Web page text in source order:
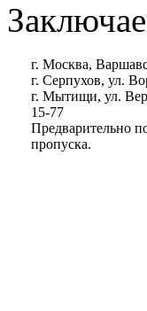
г. Москва,
г. Серпухов, ул.
г. Мытищи, ул.
15-77
Предварительно
пропуска.